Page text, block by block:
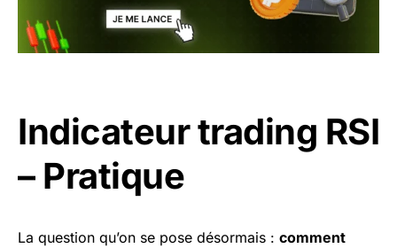
Indicateur trading RSI
– Pratique
La question qu’on se pose désormais : comment